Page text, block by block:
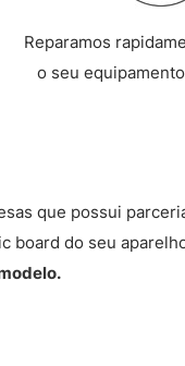
Reparamos
o seu
que possui
board do seu